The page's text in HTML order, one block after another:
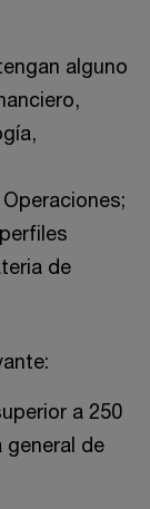
alguno
de
a 250
general de